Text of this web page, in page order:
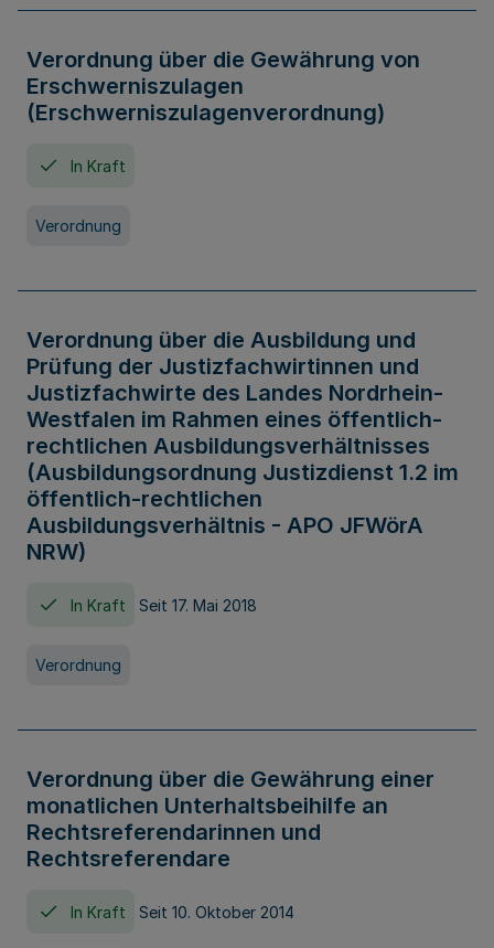
Verordnung über die Gewährung von
Erschwerniszulagen
(Erschwerniszulagenverordnung)
In Kraft
Verordnung
Verordnung über die Ausbildung und
Prüfung der Justizfachwirtinnen und
Justizfachwirte des Landes Nordrhein-
Westfalen im Rahmen eines öffentlich-
rechtlichen Ausbildungsverhältnisses
(Ausbildungsordnung Justizdienst 1.2 im
öffentlich-rechtlichen
Ausbildungsverhältnis - APO JFWörA
NRW)
In Kraft Seit 17. Mai 2018
Verordnung
Verordnung über die Gewährung einer
monatlichen Unterhaltsbeihilfe an
Rechtsreferendarinnen und
Rechtsreferendare
In Kraft Seit 10. Oktober 2014